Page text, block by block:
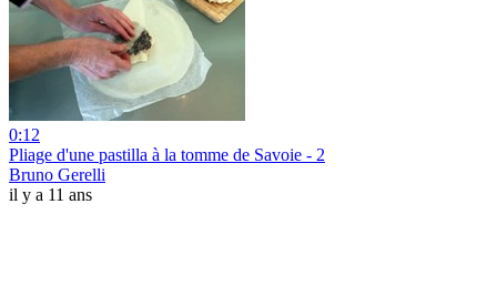
0:12
Pliage d'une pastilla à la tomme de Savoie - 2
Bruno Gerelli
il y a 11 ans